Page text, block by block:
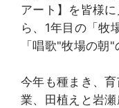
アート】を皆様
ら、1年目の「牧
「唱歌"牧場の朝
今年も種まき、
業、田植えと岩